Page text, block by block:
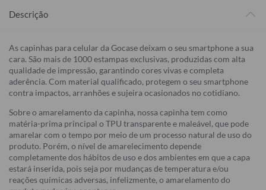
Descrição
As capinhas para celular da Gocase deixam o seu smartphone a sua
cara. São mais de 1000 estampas exclusivas, produzidas com alta
qualidade de impressão, garantindo cores vivas e completa
aderência. Com material qualificado, protegem o seu smartphone
contra impactos, arranhões e sujeira ocasionados no cotidiano.
Sobre o amarelamento da capinha, nossa capinha tem como
matéria-prima principal o TPU transparente e maleável, que pode
amarelar com o tempo por meio de um processo natural de uso do
produto. Porém, o nível de amarelecimento depende
completamente dos hábitos de uso e dos ambientes em que a capa
estará inserida, pois seja por mudanças de temperatura e/ou
reações químicas adversas, infelizmente, o amarelamento do